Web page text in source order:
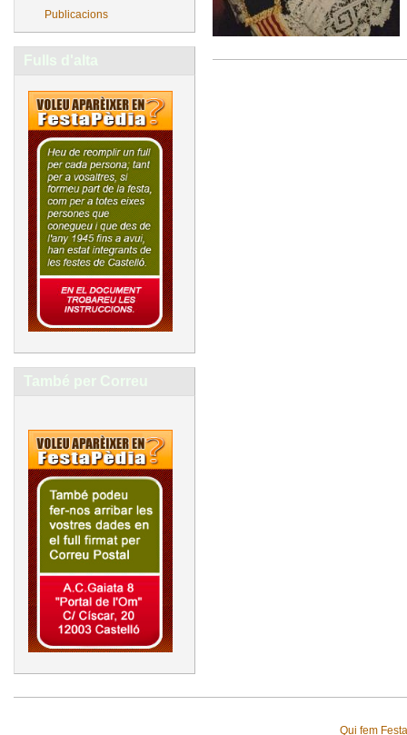
Publicacions
Fulls d'alta
També per Correu
Qui fem